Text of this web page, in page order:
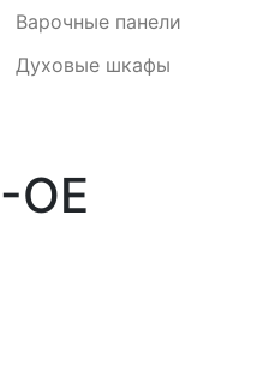
Варочные панели
Духовые шкафы